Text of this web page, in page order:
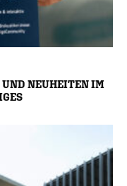
UND NEUHEITEN IM